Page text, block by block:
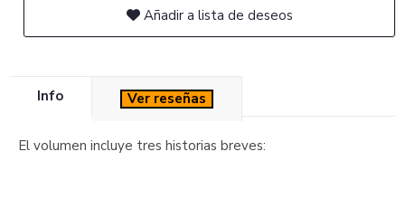
Añadir a lista de deseos
Info Ver reseñas
El volumen incluye tres historias breves: